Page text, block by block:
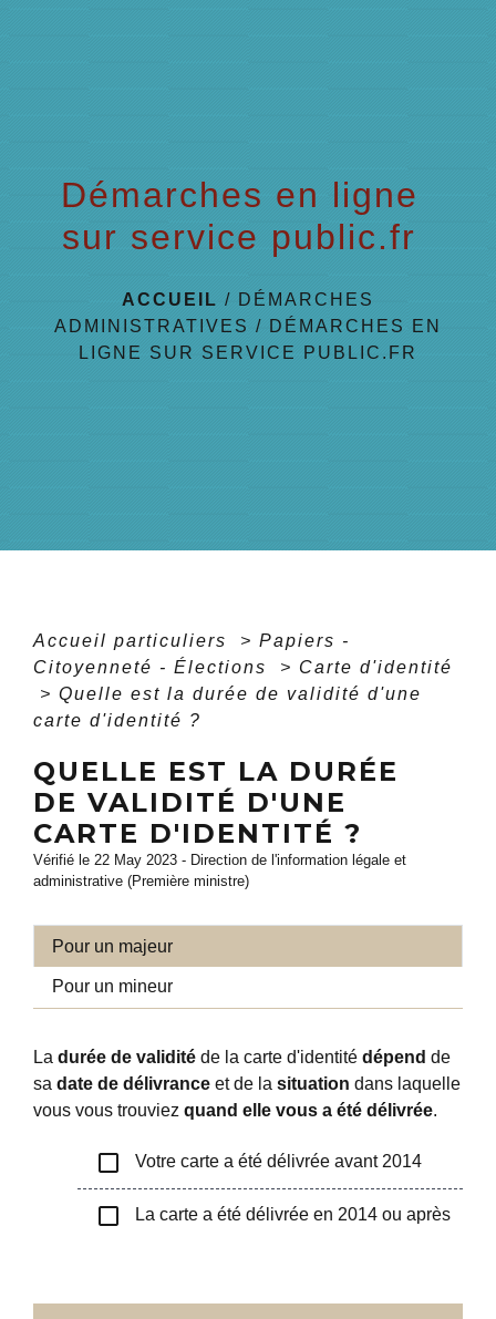
Démarches en ligne
sur service public.fr
ACCUEIL / DÉMARCHES
ADMINISTRATIVES / DÉMARCHES EN
LIGNE SUR SERVICE PUBLIC.FR
Accueil particuliers > Papiers -
Citoyenneté - Élections
> Carte d'identité
> Quelle est la durée de validité d'une
carte d'identité ?
QUELLE EST LA DURÉE
DE VALIDITÉ D'UNE
CARTE D'IDENTITÉ ?
Vérifié le 22 May 2023 - Direction de l'information légale et
administrative (Première ministre)
Pour un majeur
Pour un mineur
La durée de validité de la carte d'identité dépend de
sa date de délivrance et de la situation dans laquelle
vous vous trouviez quand elle vous a été délivrée.
check_box_outline_blank Votre carte a été délivrée avant 2014
check_box_outline_blank La carte a été délivrée en 2014 ou après